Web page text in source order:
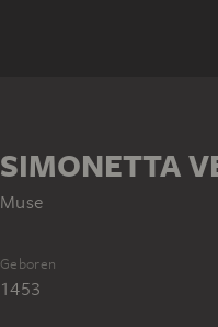
SIMONETTA
Muse
Geboren
1453